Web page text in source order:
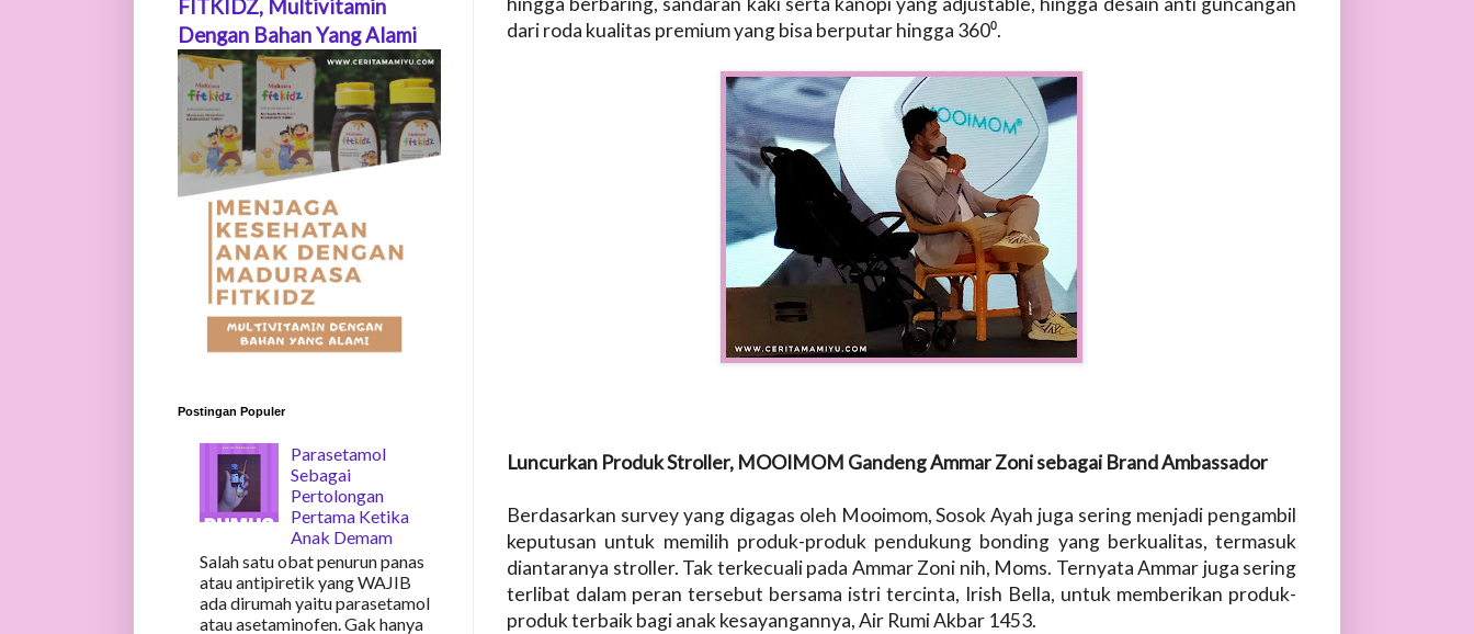
dari roda kualitas premium yang bisa berputar hingga 360⁰.
Luncurkan Produk Stroller, MOOIMOM Gandeng Ammar Zoni sebagai Brand Ambassador
Berdasarkan survey yang digagas oleh Mooimom, Sosok Ayah juga sering menjadi pengambil
keputusan untuk memilih produk-produk pendukung bonding yang berkualitas, termasuk
diantaranya stroller. Tak terkecuali pada Ammar Zoni nih, Moms. Ternyata Ammar juga sering
terlibat dalam peran tersebut bersama istri tercinta, Irish Bella, untuk memberikan produk-
produk terbaik bagi anak kesayangannya, Air Rumi Akbar 1453.
FITKIDZ, Multivitamin
Dengan Bahan Yang Alami
Postingan Populer
Parasetamol
Sebagai
Pertolongan
Pertama Ketika
Anak Demam
Salah satu obat penurun panas
atau antipiretik yang WAJIB
ada dirumah yaitu parasetamol
atau asetaminofen. Gak hanya